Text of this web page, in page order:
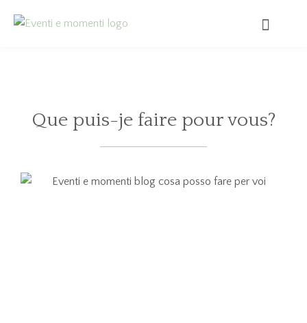
Que puis-je faire pour vous?